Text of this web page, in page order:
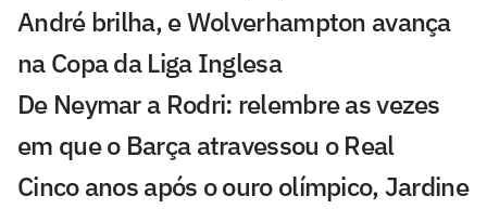
André brilha, e Wolverhampton avança
na Copa da Liga Inglesa
De Neymar a Rodri: relembre as vezes
em que o Barça atravessou o Real
Cinco anos após o ouro olímpico, Jardine